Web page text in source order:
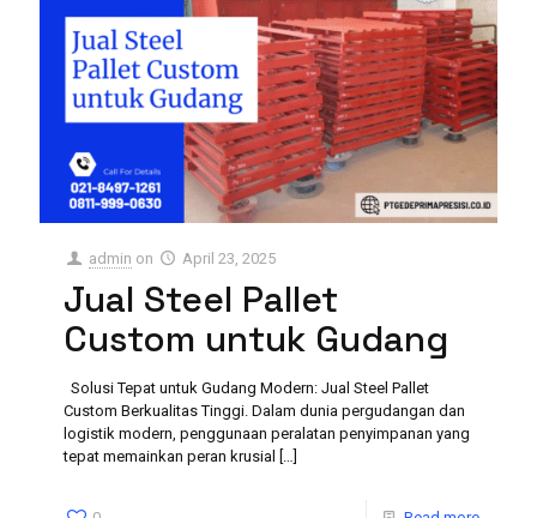
admin on April 23, 2025
Jual Steel Pallet
Custom untuk Gudang
Solusi Tepat untuk Gudang Modern: Jual Steel Pallet
Custom Berkualitas Tinggi. Dalam dunia pergudangan dan
logistik modern, penggunaan peralatan penyimpanan yang
tepat memainkan peran krusial
[…]